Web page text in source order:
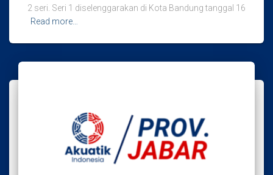
2 seri. Seri 1 diselenggarakan di Kota Bandung tanggal 16
Read more…